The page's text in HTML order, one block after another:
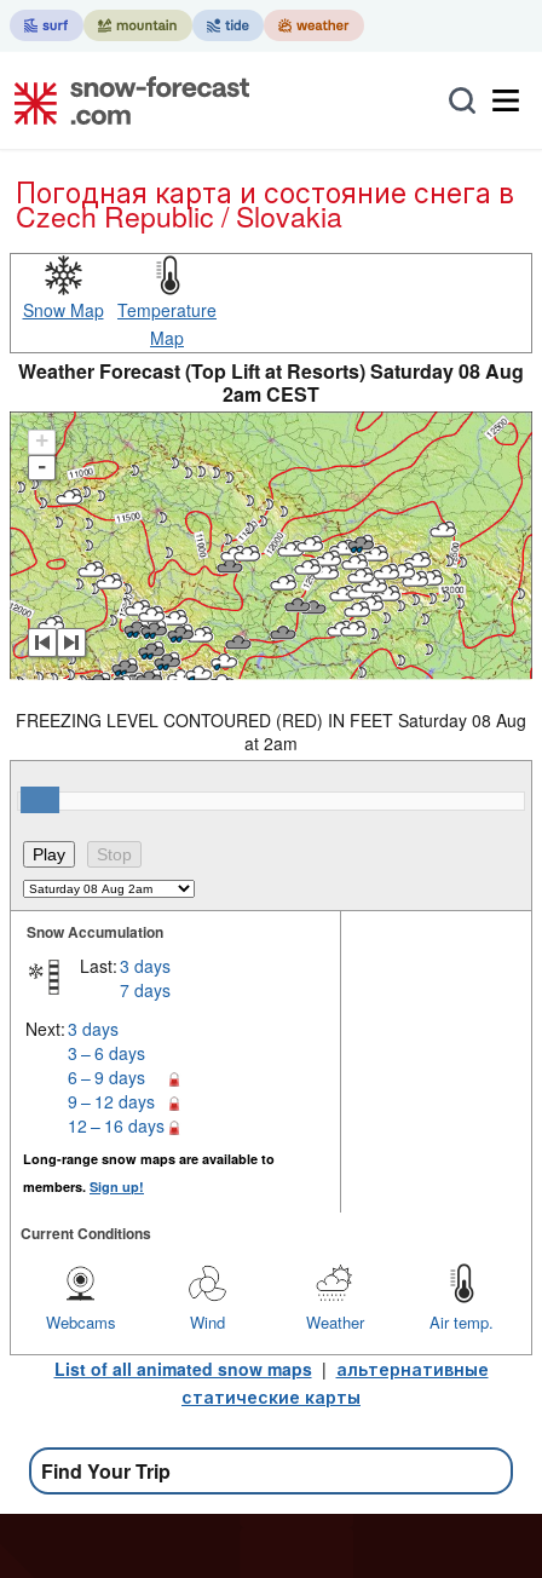
Погодная карта и состояние снега в
Czech Republic / Slovakia
Snow Map Temperature
Map
Weather Forecast (Top Lift at Resorts) Saturday 08 Aug
2am CEST
+
-
FREEZING LEVEL CONTOURED (RED) IN FEET Saturday 08 Aug
at 2am
Snow Accumulation
Last:3 days
7 days
Next:3 days
3 – 6 days
6 – 9 days
9 – 12 days
12 – 16 days
Long-range snow maps are available to
members. Sign up!
Current Conditions
Air temp.
Weather
Wind
Webcams
List of all animated snow maps| альтернативные
статические карты
Find Your Trip